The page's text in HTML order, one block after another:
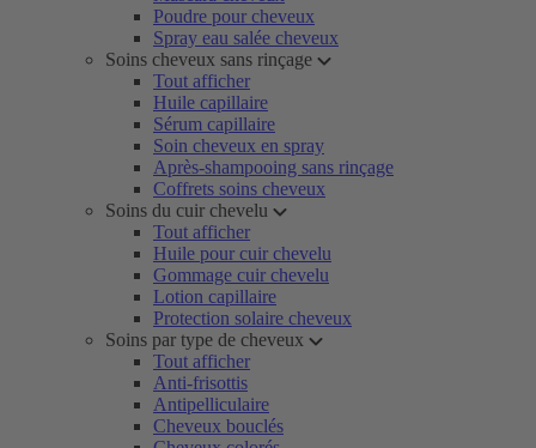
Poudre pour cheveux
Spray eau salée cheveux
Soins cheveux sans rinçage
Tout afficher
Huile capillaire
Sérum capillaire
Soin cheveux en spray
Après-shampooing sans rinçage
Coffrets soins cheveux
Soins du cuir chevelu
Tout afficher
Huile pour cuir chevelu
Gommage cuir chevelu
Lotion capillaire
Protection solaire cheveux
Soins par type de cheveux
Tout afficher
Anti-frisottis
Antipelliculaire
Cheveux bouclés